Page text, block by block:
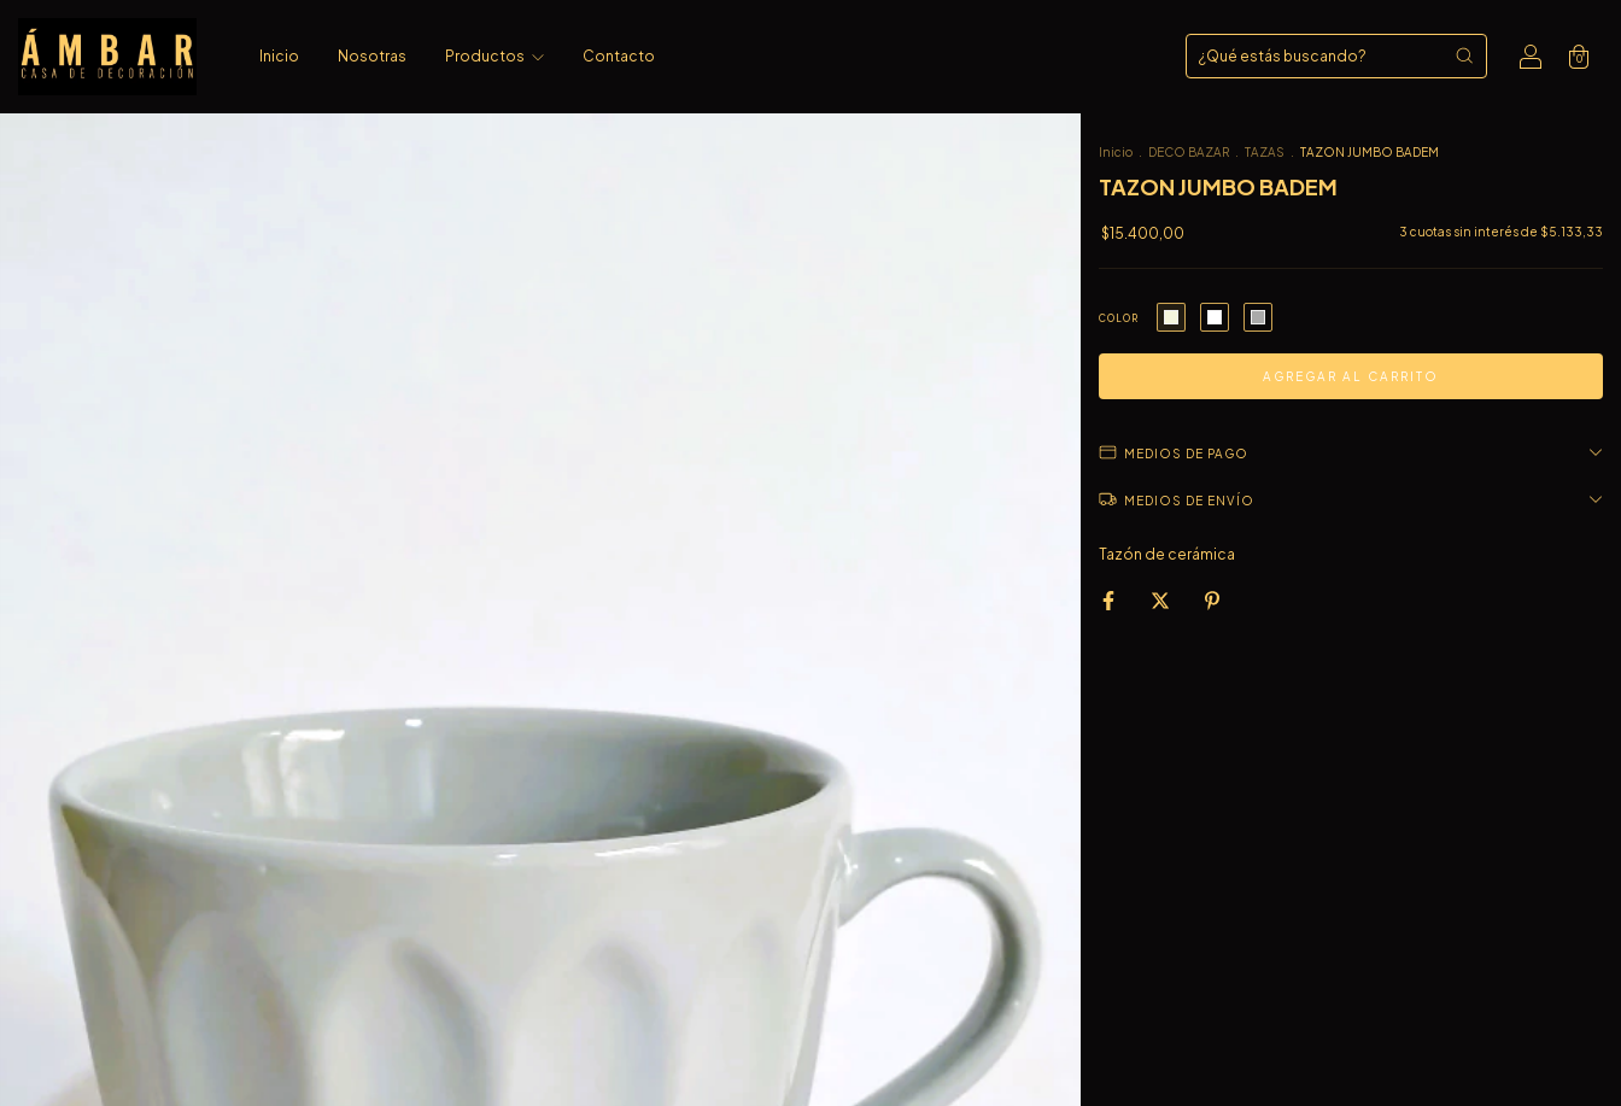
Inicio Nosotras Productos Contacto 0
Inicio DECO BAZAR TAZAS TAZON JUMBO BADEM
TAZON JUMBO BADEM
$15.400,00 3 cuotas sin interés de $5.133,33
COLOR
MEDIOS DE PAGO
MEDIOS DE ENVÍO
Tazón de cerámica